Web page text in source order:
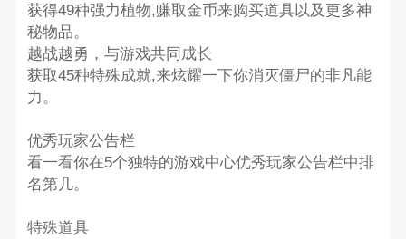
获得49种强力植物,赚取金币来购买道具以及更多神
秘物品。
越战越勇，与游戏共同成长
获取45种特殊成就,来炫耀一下你消灭僵尸的非凡能
力。
优秀玩家公告栏
看一看你在5个独特的游戏中心优秀玩家公告栏中排
名第几。
特殊道具